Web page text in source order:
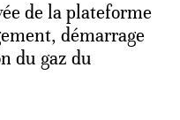
de la plateforme
démarrage
du gaz du